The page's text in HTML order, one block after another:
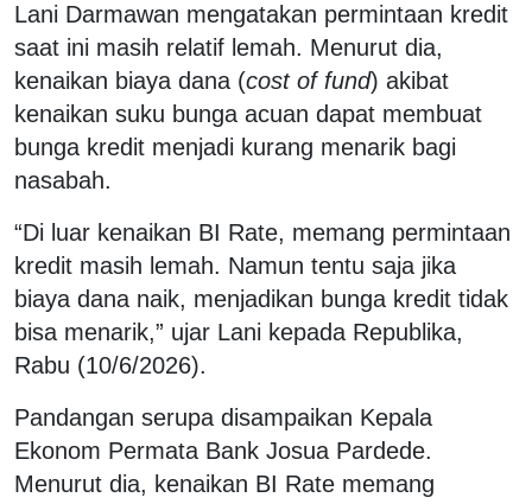
Lani Darmawan mengatakan permintaan kredit
saat ini masih relatif lemah. Menurut dia,
kenaikan biaya dana (cost of fund) akibat
kenaikan suku bunga acuan dapat membuat
bunga kredit menjadi kurang menarik bagi
nasabah.
“Di luar kenaikan BI Rate, memang permintaan
kredit masih lemah. Namun tentu saja jika
biaya dana naik, menjadikan bunga kredit tidak
bisa menarik,” ujar Lani kepada Republika,
Rabu (10/6/2026).
Pandangan serupa disampaikan Kepala
Ekonom Permata Bank Josua Pardede.
Menurut dia, kenaikan BI Rate memang